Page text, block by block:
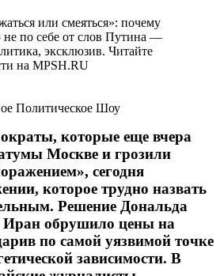
Политическое Шоу
которые еще вчера
Москве и грозили
сегодня
которое трудно назвать
Решение Дональда
Иран обрушило цены на
по самой уязвимой точке
зависимости. В